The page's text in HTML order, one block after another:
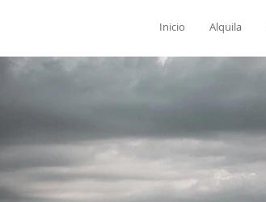
Inicio Alquila